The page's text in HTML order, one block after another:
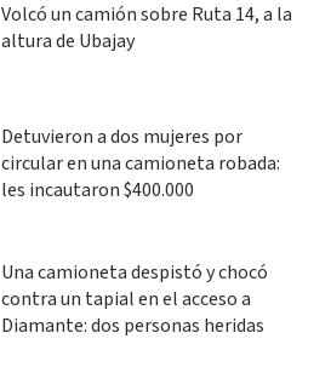
Volcó un camión sobre Ruta 14, a la
altura de Ubajay
Detuvieron a dos mujeres por
circular en una camioneta robada:
les incautaron $400.000
Una camioneta despistó y chocó
contra un tapial en el acceso a
Diamante: dos personas heridas